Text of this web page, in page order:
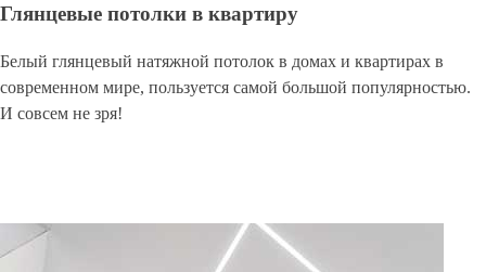
Глянцевые потолки в квартиру
Белый глянцевый натяжной потолок в домах и квартирах в
современном мире, пользуется самой большой популярностью.
И совсем не зря!